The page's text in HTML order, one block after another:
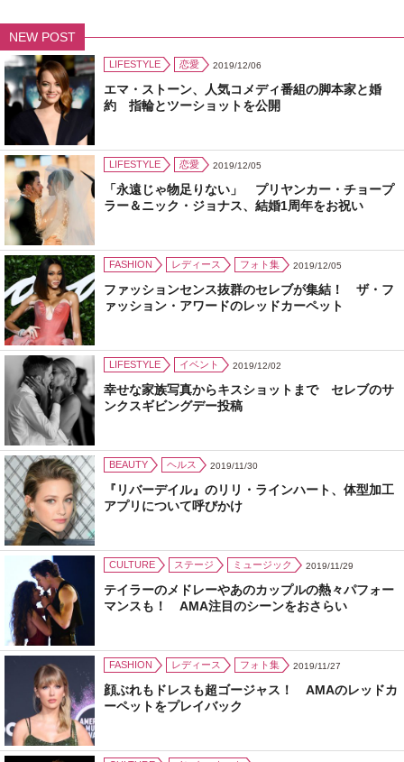
NEW POST
LIFESTYLE 恋愛 2019/12/06
エマ・ストーン、人気コメディ番組の脚本家と婚
約 指輪とツーショットを公開
LIFESTYLE 恋愛 2019/12/05
「永遠じゃ物足りない」 プリヤンカー・チョープ
ラー＆ニック・ジョナス、結婚1周年をお祝い
FASHION レディース フォト集 2019/12/05
ファッションセンス抜群のセレブが集結！ ザ・フ
ァッション・アワードのレッドカーペット
LIFESTYLE イベント 2019/12/02
幸せな家族写真からキスショットまで セレブのサ
ンクスギビングデー投稿
BEAUTY ヘルス 2019/11/30
『リバーデイル』のリリ・ラインハート、体型加工
アプリについて呼びかけ
CULTURE ステージ ミュージック 2019/11/29
テイラーのメドレーやあのカップルの熱々パフォー
マンスも！ AMA注目のシーンをおさらい
FASHION レディース フォト集 2019/11/27
顔ぶれもドレスも超ゴージャス！ AMAのレッドカ
ーペットをプレイバック